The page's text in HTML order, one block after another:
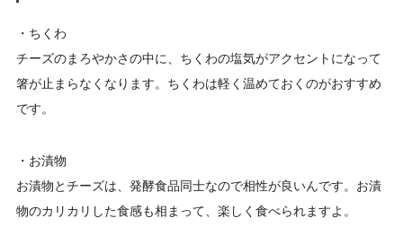
・ちくわ
チーズのまろやかさの中に、ちくわの塩気がアクセントになって
箸が止まらなくなります。ちくわは軽く温めておくのがおすすめ
です。
・お漬物
お漬物とチーズは、発酵食品同士なので相性が良いんです。お漬
物のカリカリした食感も相まって、楽しく食べられますよ。